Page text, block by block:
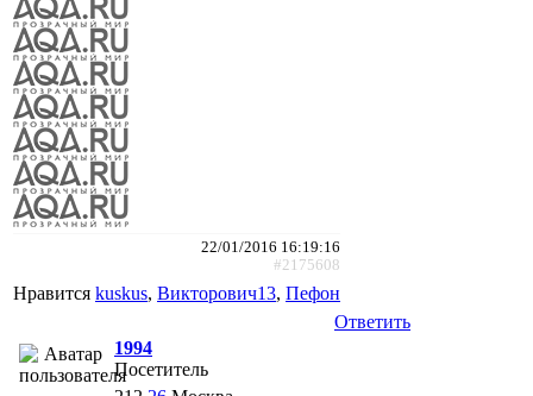
22/01/2016 16:19:16
#2175608
Нравится kuskus, Викторович13, Пефон
Ответить
1994
Посетитель